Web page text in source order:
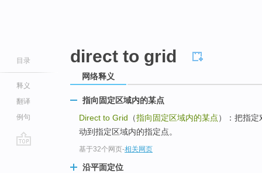
目录
释义
翻译
例句
direct to grid
网络释义
指向固定区域内的某点
Direct to Grid （指向固定区域内的某点）：把指
动到指定区域内的指定点。
基于32个网页-相关网页
沿平面定位